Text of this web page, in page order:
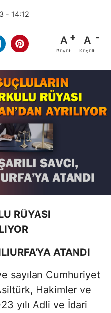
- 14:12
A
Büyüt
A
Küçült
RÜYASI
ATANDI
sayılan Cumhuriyet
Hakimler ve
yılı Adli ve İdari